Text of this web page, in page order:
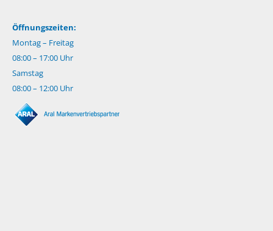
Öffnungszeiten:
Montag – Freitag
08:00 – 17:00 Uhr
Samstag
08:00 – 12:00 Uhr